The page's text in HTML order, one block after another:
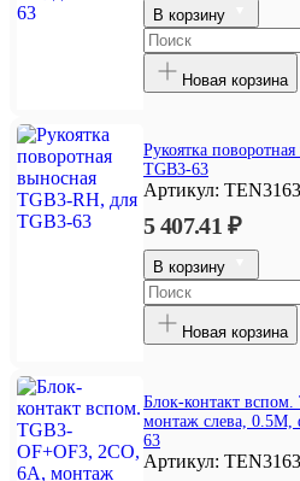
В корзину
Новая корзина
Рукоятка
TGB3-63
Артикул:
5 407.41 ₽
В корзину
Новая корзина
Блок-контакт
монтаж слева,
63
Артикул: